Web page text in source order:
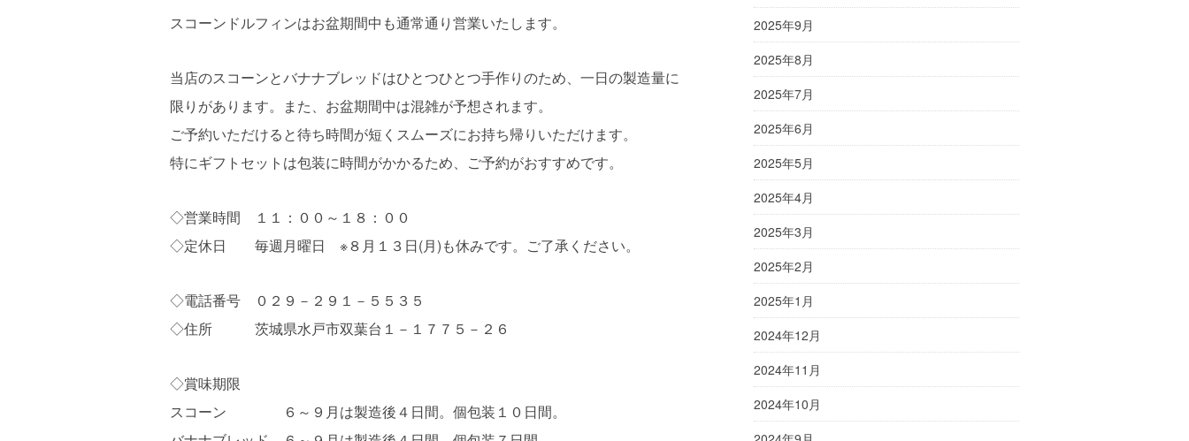
スコーンドルフィンはお盆期間中も通常通り営業いたします。
当店のスコーンとバナナブレッドはひとつひとつ手作りのため、一日の製造量に
限りがあります。また、お盆期間中は混雑が予想されます。
ご予約いただけると待ち時間が短くスムーズにお持ち帰りいただけます。
特にギフトセットは包装に時間がかかるため、ご予約がおすすめです。
◇営業時間 １１：００～１８：００
◇定休日 毎週月曜日 ※８月１３日(月)も休みです。ご了承ください。
◇電話番号 ０２９－２９１－５５３５
◇住所 茨城県水戸市双葉台１－１７７５－２６
◇賞味期限
スコーン ６～９月は製造後４日間。個包装１０日間。
2025年9月
2025年8月
2025年7月
2025年6月
2025年5月
2025年4月
2025年3月
2025年2月
2025年1月
2024年12月
2024年11月
2024年10月